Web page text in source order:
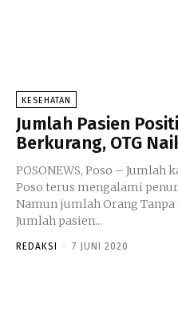
KESEHATAN
Jumlah Pasien
Berkurang, OTG
POSONEWS, Poso – Jumlah
Poso terus mengalami
Namun jumlah Orang Tanpa
Jumlah pasien...
REDAKSI - 7 JUNI 2020